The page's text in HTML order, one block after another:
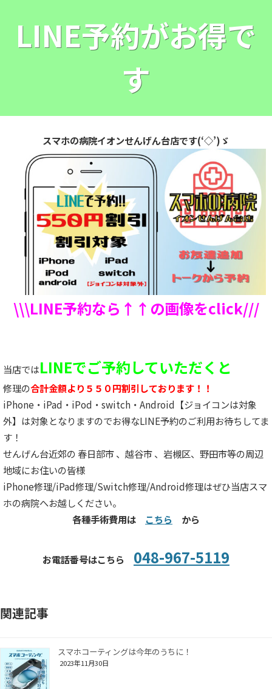
LINE予約がお得で
す
スマホの病院イオンせんげん台店です(‘◇’)ゞ
\\\LINE予約なら↑↑の画像をclick///
当店ではLINEでご予約していただくと
修理の合計金額より５５０円割引しております！！
iPhone・iPad・iPod・switch・Android【ジョイコンは対象
外】は対象となりますのでお得なLINE予約のご利用お待ちしてま
す！
せんげん台近郊の 春日部市 、越谷市 、岩槻区、野田市等の周辺
地域にお住いの皆様
iPhone修理/iPad修理/Switch修理/Android修理はぜひ当店スマ
ホの病院へお越しください。
各種手術費用は こちら から
お電話番号はこちら 048-967-5119
関連記事
スマホコーティングは今年のうちに！
2023年11月30日